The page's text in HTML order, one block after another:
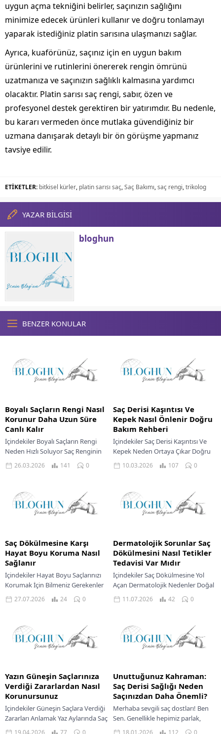
uygun açma tekniğini belirler, saçınızın sağlığını
minimize edecek ürünleri kullanır ve doğru tonlamayı
yaparak istediğiniz platin sarısına ulaşmanızı sağlar.
Ayrıca, kuaförünüz, saçınız için en uygun bakım
ürünlerini ve rutinlerini önererek rengin ömrünü
uzatmanıza ve saçınızın sağlıklı kalmasına yardımcı
olacaktır. Platin sarısı saç rengi, sabır, özen ve
profesyonel destek gerektiren bir yatırımdır. Bu nedenle,
bu kararı vermeden önce mutlaka güvendiğiniz bir
uzmana danışarak detaylı bir ön görüşme yapmanız
tavsiye edilir.
ETİKETLER: bitkisel kürler, platin sarısı saç,Saç Bakımı,saç rengi,trikolog
YAZAR BİLGİSİ
bloghun
BENZER KONULAR
Boyalı Saçların Rengi Nasıl
Korunur Daha Uzun Süre
Canlı Kalır
İçindekiler Boyalı Saçların Rengi
Neden Hızlı Soluyor Saç Renginin
Canlılığını Kaybetmesinin Temel
Nedenleri Renk Canlılığını Korumak
26.03.2026 141 0
Saç Derisi Kaşıntısı Ve
Kepek Nasıl Önlenir Doğru
Bakım Rehberi
İçindekiler Saç Derisi Kaşıntısı Ve
Kepek Neden Ortaya Çıkar Doğru
Saç Bakım Rutini Oluşturmak
Kepek Ve Kaşıntıyla Mücadelede
10.03.2026 107 0
Saç Dökülmesine Karşı
Hayat Boyu Koruma Nasıl
Sağlanır
İçindekiler Hayat Boyu Saçlarınızı
Korumak İçin Bilmeniz Gerekenler
Saç Dökülmesinin Başlıca Nedenleri
Saç Sağlığını Destekleyen Yaşam
Desteklerle...
27.07.2026 24 0
Dermatolojik Sorunlar Saç
Dökülmesini Nasıl Tetikler
Tedavisi Var Mıdır
İçindekiler Saç Dökülmesine Yol
Açan Dermatolojik Nedenler Doğal
Yöntemlerle Saç Dökülmesi
Yönetimi Bakım Yağlarıyla Saç
Tedavilerde Uzman...
11.07.2026 42 0
Yazın Güneşin Saçlarınıza
Verdiği Zararlardan Nasıl
Korunursunuz
İçindekiler Güneşin Saçlara Verdiği
Zararları Anlamak Yaz Aylarında Saç
Sağlığı Neden Önemli Yaz Aylarında
19.04.2026 77 0
Unuttuğunuz Kahraman:
Saç Derisi Sağlığı Neden
Saçınızdan Daha Önemli?
Merhaba sevgili saç dostları! Ben
Sen. Genellikle hepimiz parlak,
güçlü ve bakımlı saç tellerimizin
18.01.2026 112 0